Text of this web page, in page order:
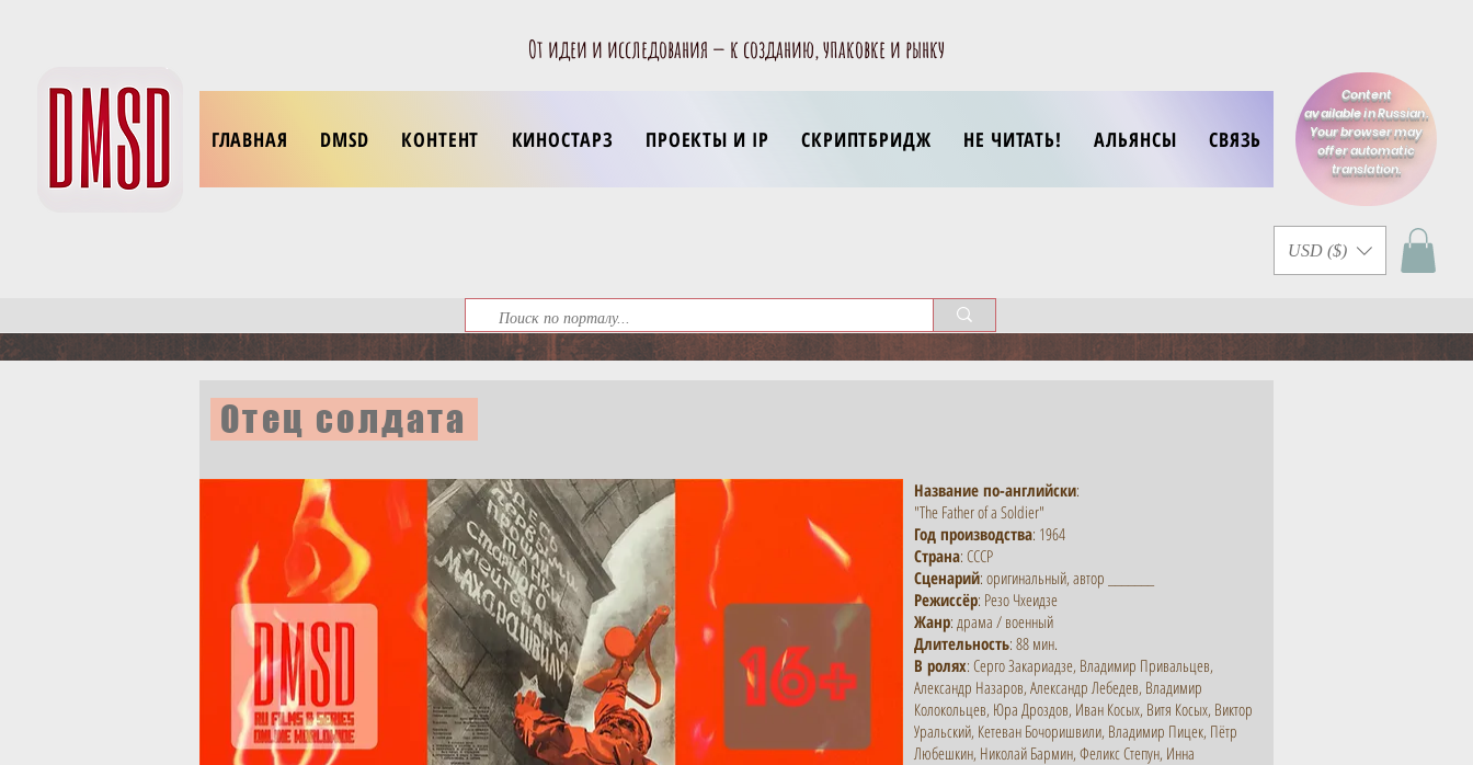
От идеи и исследования — к созданию, упаковке и рынку
ГЛАВНАЯ DMSD КОНТЕНТ КИНОСТАРЗ ПРОЕКТЫ И IP СКРИПТБРИДЖ НЕ ЧИТАТЬ! АЛЬЯНСЫ СВЯЗЬ
Content
available in Russian.
Your browser may
offer automatic
translation.
USD ($)
Отец солдата
Название по-английски:
"The Father of a Soldier"
Год производства: 1964
Страна: СССР
Сценарий: оригинальный, автор _______
Режиссёр: Резо Чхеидзе
Жанр: драма / военный
Длительность: 88 мин.
В ролях: Серго Закариадзе, Владимир Привальцев,
Александр Назаров, Александр Лебедев, Владимир
Колокольцев, Юра Дроздов, Иван Косых, Витя Косых, Виктор
Уральский, Кетеван Бочоришвили, Владимир Пицек, Пётр
Любешкин, Николай Бармин, Феликс Степун, Инна